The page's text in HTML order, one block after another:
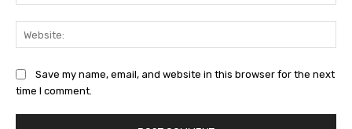
Save my name, email, and website in this browser for the next
time I comment.